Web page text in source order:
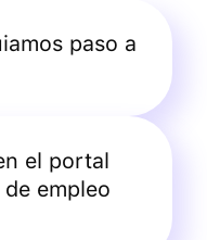
paso a
el portal
empleo